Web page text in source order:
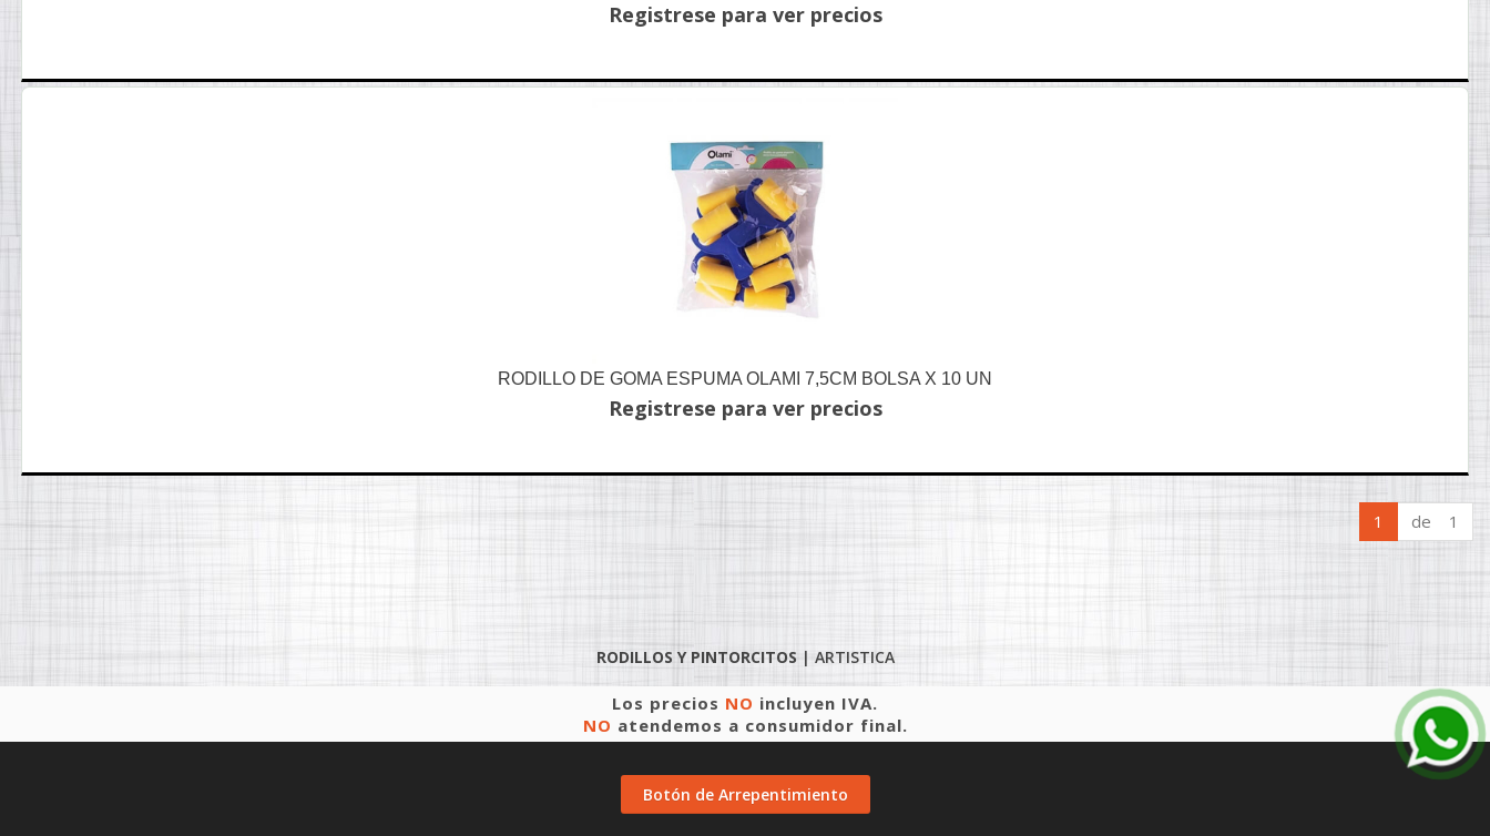
Registrese para ver precios
RODILLO DE GOMA ESPUMA OLAMI 7,5CM BOLSA X 10 UN
Registrese para ver precios
1 de 1
RODILLOS Y PINTORCITOS | ARTISTICA
Los precios NO incluyen IVA.
NO atendemos a consumidor final.
Botón de Arrepentimiento